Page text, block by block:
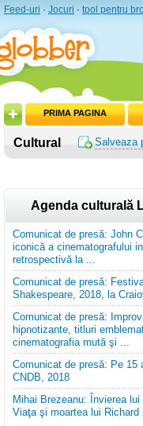
Feed-uri · Jocuri · tool pentru
PRIMA PAGINA
Cultural Salveaza
Agenda culturală
Comunicat de presă: John
iconică a cinematografului
retrospectivă la ...
Comunicat de presă:
Shakespeare, 2018, la
Comunicat de presă:
hipnotizante, titluri
cinematografia mută şi ...
Comunicat de presă: Pe 15
CNDB, 2018
Mihai Brezeanu: Învierea
Viaţa şi moartea lui Richard